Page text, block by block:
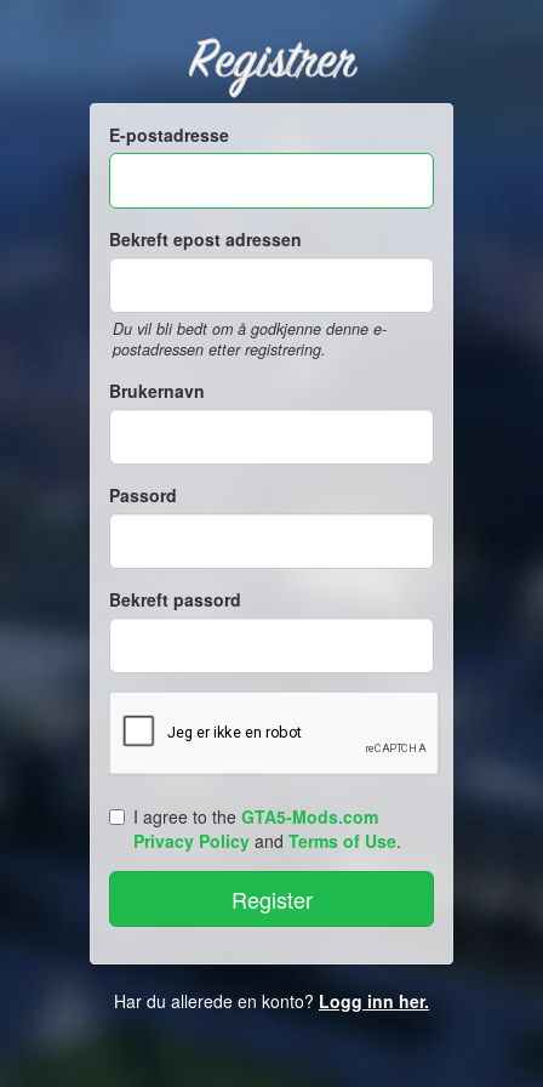
Registrer
E-postadresse
Bekreft epost adressen
Du vil bli bedt om å godkjenne denne e-
postadressen etter registrering.
Brukernavn
Passord
Bekreft passord
I agree to the GTA5-Mods.com
Privacy Policy and Terms of Use.
Har du allerede en konto? Logg inn her.